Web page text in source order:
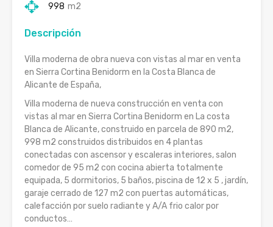
998 m2
Descripción
Villa moderna de obra nueva con vistas al mar en venta
en Sierra Cortina Benidorm en la Costa Blanca de
Alicante de España,
Villa moderna de nueva construcción en venta con
vistas al mar en Sierra Cortina Benidorm en La costa
Blanca de Alicante, construido en parcela de 890 m2,
998 m2 construidos distribuidos en 4 plantas
conectadas con ascensor y escaleras interiores, salon
comedor de 95 m2 con cocina abierta totalmente
equipada, 5 dormitorios, 5 baños, piscina de 12 x 5 , jardín,
garaje cerrado de 127 m2 con puertas automáticas,
calefacción por suelo radiante y A/A frio calor por
conductos…